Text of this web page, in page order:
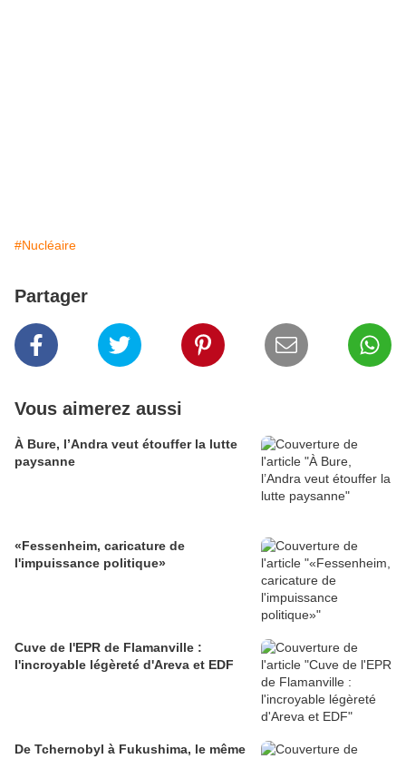
#Nucléaire
Partager
Vous aimerez aussi
À Bure, l’Andra veut étouffer la lutte
paysanne
«Fessenheim, caricature de
l'impuissance politique»
Cuve de l'EPR de Flamanville :
l'incroyable légèreté d'Areva et EDF
De Tchernobyl à Fukushima, le même